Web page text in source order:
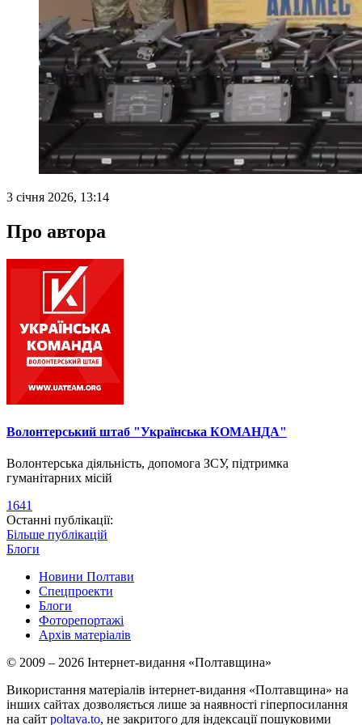
3 січня 2026, 13:14
Про автора
Волонтерський штаб "Українська КОМАНДА"
Волонтерська діяльність, допомога ЗСУ, підтримка
гуманітарних місій
1641
Останні публікації:
Більше публікацій
Блоги
Новини Полтави
Спецпроекти
Блоги
Фоторепортажі
Архів матеріалів
© 2009 – 2026 Інтернет-видання «Полтавщина»
Використання матеріалів інтернет-видання «Полтавщина» на
інших сайтах дозволяється лише за наявності гіперпосилання
на сайт poltava.to, не закритого для індексації пошуковими